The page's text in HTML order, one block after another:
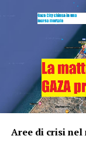
Aree di crisi nel